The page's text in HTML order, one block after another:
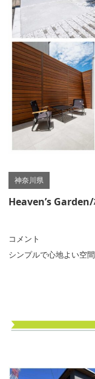
神奈川県
Heaven’s
コメント
シンプルで心地よい空